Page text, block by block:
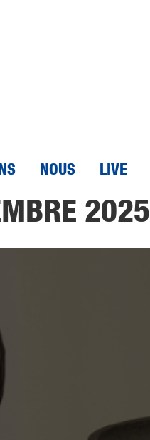
NOUS LIVE
2025